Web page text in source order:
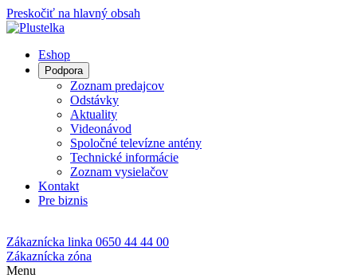
Preskočiť na hlavný obsah
Eshop
Podpora
Zoznam predajcov
Odstávky
Aktuality
Videonávod
Spoločné televízne antény
Technické informácie
Zoznam vysielačov
Kontakt
Pre biznis
Zákaznícka linka 0650 44 44 00
Zákaznícka zóna
Menu